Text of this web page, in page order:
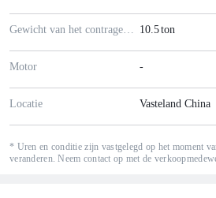
Gewicht van het contragewicht 10.5ton
Motor -
Locatie Vasteland China
* Uren en conditie zijn vastgelegd op het moment
veranderen. Neem contact op met de